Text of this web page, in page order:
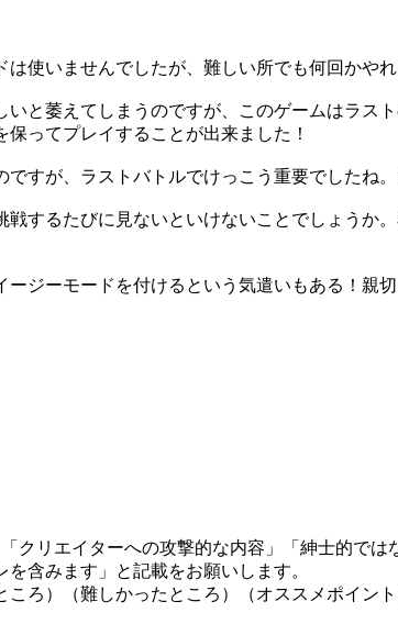
使いませんでしたが、難しい所でも何回かやれ
と萎えてしまうのですが、このゲームはラス
ってプレイすることが出来ました！
すが、ラストバトルでけっこう重要でしたね
するたびに見ないといけないことでしょうか
ジーモードを付けるという気遣いもある！親切
リエイターへの攻撃的な内容」「紳士的では
含みます」と記載をお願いします。
ろ）（難しかったところ）（オススメポイント